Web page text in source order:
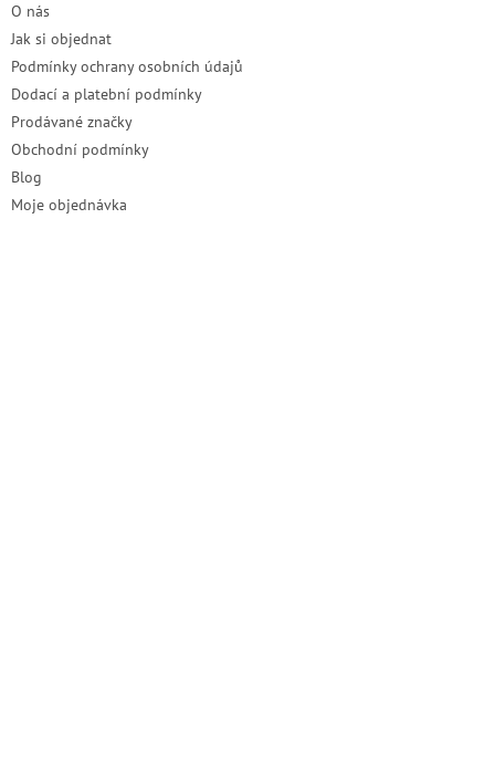
O nás
Jak si objednat
Podmínky ochrany osobních údajů
Dodací a platební podmínky
Prodávané značky
Obchodní podmínky
Blog
Moje objednávka